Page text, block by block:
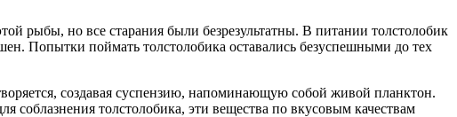
рыбы, но все старания были безрезультатны. В питании толстолобик
Попытки поймать толстолобика оставались безуспешными до тех
создавая суспензию, напоминающую собой живой планктон.
толстолобика, эти вещества по вкусовым качествам